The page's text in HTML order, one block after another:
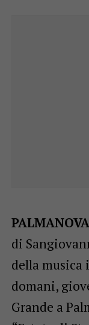
di
della
domani,
Grande a